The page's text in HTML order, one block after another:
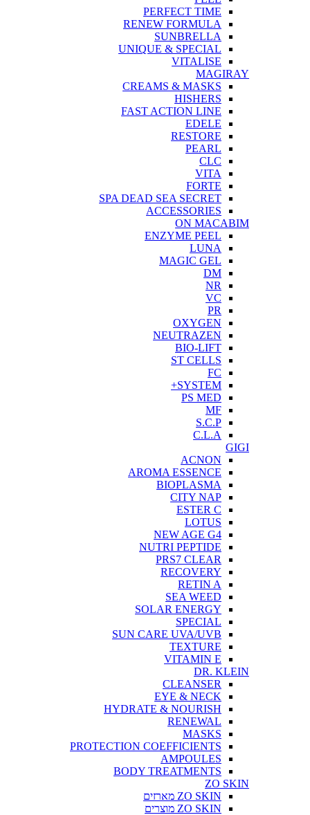
PERFECT TIME
RENEW FORMULA
SUNBRELLA
UNIQUE & SPECIAL
VITALISE
MAGIRAY
CREAMS & MASKS
HISHERS
FAST ACTION LINE
EDELE
RESTORE
PEARL
CLC
VITA
FORTE
SPA DEAD SEA SECRET
ACCESSORIES
ON MACABIM
ENZYME PEEL
LUNA
MAGIC GEL
DM
NR
VC
PR
OXYGEN
NEUTRAZEN
BIO-LIFT
ST CELLS
FC
SYSTEM+
PS MED
MF
S.C.P
C.L.A
GIGI
ACNON
AROMA ESSENCE
BIOPLASMA
CITY NAP
ESTER C
LOTUS
NEW AGE G4
NUTRI PEPTIDE
PRS7 CLEAR
RECOVERY
RETIN A
SEA WEED
SOLAR ENERGY
SPECIAL
SUN CARE UVA/UVB
TEXTURE
VITAMIN E
DR. KLEIN
CLEANSER
EYE & NECK
HYDRATE & NOURISH
RENEWAL
MASKS
PROTECTION COEFFICIENTS
AMPOULES
BODY TREATMENTS
ZO SKIN
ZO SKIN מארזים
ZO SKIN מוצרים